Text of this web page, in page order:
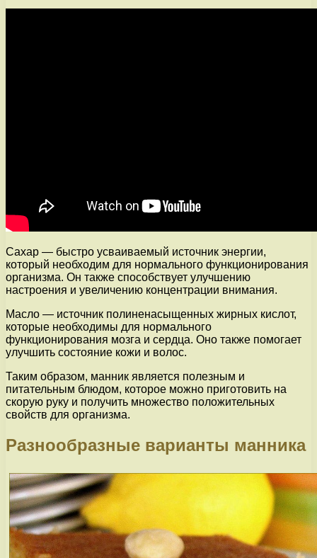
Сахар — быстро усваиваемый источник энергии,
который необходим для нормального функционирования
организма. Он также способствует улучшению
настроения и увеличению концентрации внимания.
Масло — источник полиненасыщенных жирных кислот,
которые необходимы для нормального
функционирования мозга и сердца. Оно также помогает
улучшить состояние кожи и волос.
Таким образом, манник является полезным и
питательным блюдом, которое можно приготовить на
скорую руку и получить множество положительных
свойств для организма.
Разнообразные варианты манника